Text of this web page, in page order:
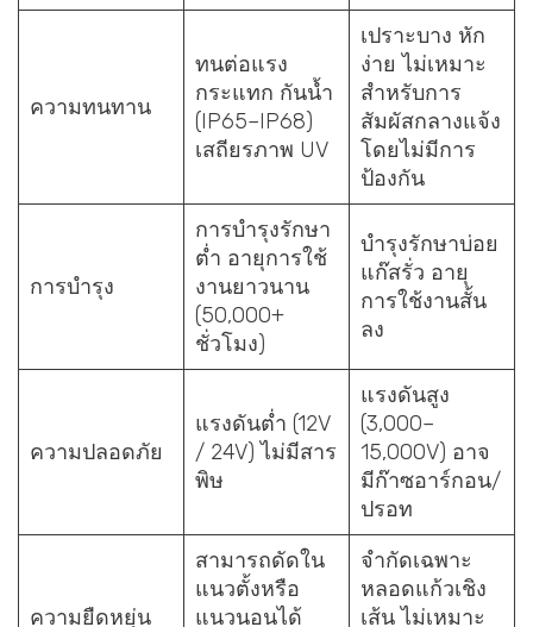
ความทนทาน
ทนต่อแรง
กระแทก กันน้ำ
(IP65–IP68)
เสถียรภาพ UV
เปราะบาง หัก
ง่าย ไม่เหมาะ
สำหรับการ
สัมผัสกลางแจ้ง
โดยไม่มีการ
ป้องกัน
การบำรุง
การบำรุงรักษา
ต่ำ อายุการใช้
งานยาวนาน
(50,000+
ชั่วโมง)
บำรุงรักษาบ่อย
แก๊สรั่ว อายุ
การใช้งานสั้น
ลง
ความปลอดภัย
แรงดันต่ำ (12V
/ 24V) ไม่มีสาร
พิษ
แรงดันสูง
(3,000–
15,000V) อาจ
มีก๊าซอาร์กอน/
ปรอท
ความยืดหยุ่น
สามารถดัดใน
แนวตั้งหรือ
แนวนอนได้
จำกัดเฉพาะ
หลอดแก้วเชิง
เส้น ไม่เหมาะ